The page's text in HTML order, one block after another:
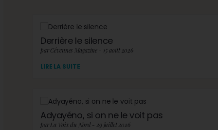
Derrière le silence
par Cévennes Magazine - 15 août 2026
LIRE LA SUITE
Adyayéno, si on ne le voit pas
par La Voix du Nord - 29 juillet 2026